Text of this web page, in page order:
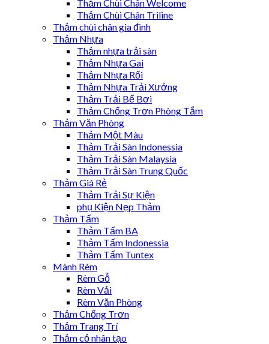
Thảm Chùi Chân Welcome
Thảm Chùi Chân Triline
Thảm chùi chân gia đình
Thảm Nhựa
Thảm nhựa trải sàn
Thảm Nhựa Gai
Thảm Nhựa Rối
Thảm Nhựa Trải Xưởng
Thảm Trải Bể Bơi
Thảm Chống Trơn Phòng Tắm
Thảm Văn Phòng
Thảm Một Màu
Thảm Trải Sàn Indonessia
Thảm Trải Sàn Malaysia
Thảm Trải Sàn Trung Quốc
Thảm Giá Rẻ
Thảm Trải Sự Kiện
phụ Kiện Nẹp Thảm
Thảm Tấm
Thảm Tấm BA
Thảm Tấm Indonessia
Thảm Tấm Tuntex
Mành Rèm
Rèm Gỗ
Rèm Vải
Rèm Văn Phòng
Thảm Chống Trơn
Thảm Trang Trí
Thảm cỏ nhân tạo